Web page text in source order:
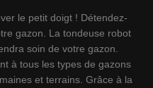
le petit doigt ! Détendez-
gazon. La tondeuse robot
soin de votre gazon.
à tous les types de gazons
et terrains. Grâce à la